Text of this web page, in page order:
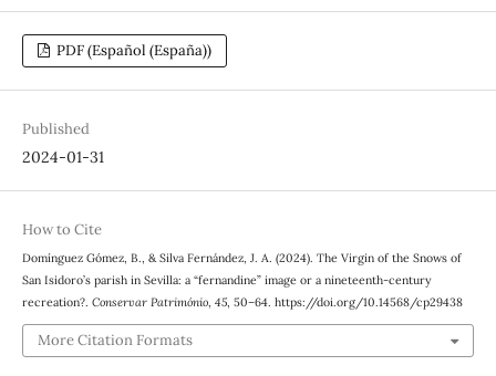
PDF (Español (España))
Published
2024-01-31
How to Cite
Domínguez Gómez, B., & Silva Fernández, J. A. (2024). The Virgin of the Snows of
San Isidoro’s parish in Sevilla: a “fernandine” image or a nineteenth-century
recreation?. Conservar Património, 45, 50–64. https://doi.org/10.14568/cp29438
More Citation Formats